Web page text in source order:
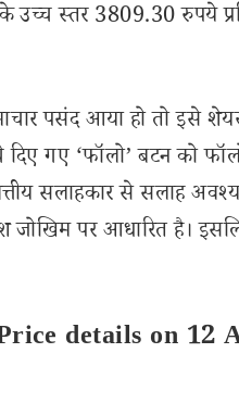
स्तर 3809.30 रुपये
पसंद आया हो तो इसे
गए ‘फॉलो’ बटन को
सलाहकार से सलाह
पर आधारित है।
details on 12